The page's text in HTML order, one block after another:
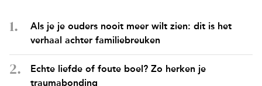
Als je je ouders nooit meer wilt zien: dit is het
verhaal achter familiebreuken
Echte liefde of foute boel? Zo herken je
traumabonding